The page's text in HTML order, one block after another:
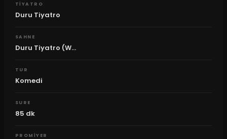
TIYATRO
Duru Tiyatro
SAHNE
Duru Tiyatro (W...
TUR
Komedi
SURE
85 dk
PROMIYER